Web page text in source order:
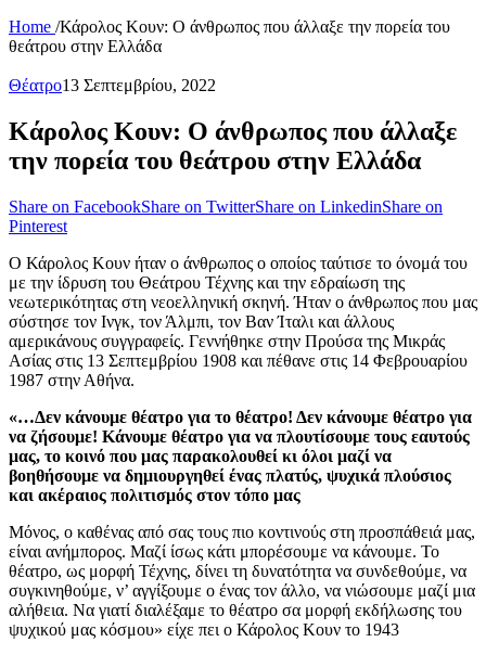
Home /Κάρολος Κουν: Ο άνθρωπος που άλλαξε την πορεία του
θεάτρου στην Ελλάδα
Θέατρο13 Σεπτεμβρίου, 2022
Κάρολος Κουν: Ο άνθρωπος που άλλαξε
την πορεία του θεάτρου στην Ελλάδα
Share on FacebookShare on TwitterShare on LinkedinShare on
Pinterest
O Κάρολος Κουν ήταν ο άνθρωπος ο οποίος ταύτισε το όνομά του
με την ίδρυση του Θεάτρου Τέχνης και την εδραίωση της
νεωτερικότητας στη νεοελληνική σκηνή. Ήταν ο άνθρωπος που μας
σύστησε τον Ινγκ, τον Άλμπι, τον Βαν Ίταλι και άλλους
αμερικάνους συγγραφείς. Γεννήθηκε στην Προύσα της Μικράς
Ασίας στις 13 Σεπτεμβρίου 1908 και πέθανε στις 14 Φεβρουαρίου
1987 στην Αθήνα.
«…Δεν κάνουμε θέατρο για το θέατρο! Δεν κάνουμε θέατρο για
να ζήσουμε! Κάνουμε θέατρο για να πλουτίσουμε τους εαυτούς
μας, το κοινό που μας παρακολουθεί κι όλοι μαζί να
βοηθήσουμε να δημιουργηθεί ένας πλατύς, ψυχικά πλούσιος
και ακέραιος πολιτισμός στον τόπο μας
Μόνος, ο καθένας από σας τους πιο κοντινούς στη προσπάθειά μας,
είναι ανήμπορος. Μαζί ίσως κάτι μπορέσουμε να κάνουμε. Το
θέατρο, ως μορφή Τέχνης, δίνει τη δυνατότητα να συνδεθούμε, να
συγκινηθούμε, ν’ αγγίξουμε ο ένας τον άλλο, να νιώσουμε μαζί μια
αλήθεια. Να γιατί διαλέξαμε το θέατρο σα μορφή εκδήλωσης του
ψυχικού μας κόσμου» είχε πει ο Κάρολος Κουν το 1943